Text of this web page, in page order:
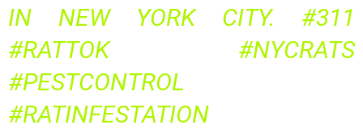
IN NEW YORK CITY. #311
#RATTOK
#NYCRATS
#PESTCONTROL
#RATINFESTATION